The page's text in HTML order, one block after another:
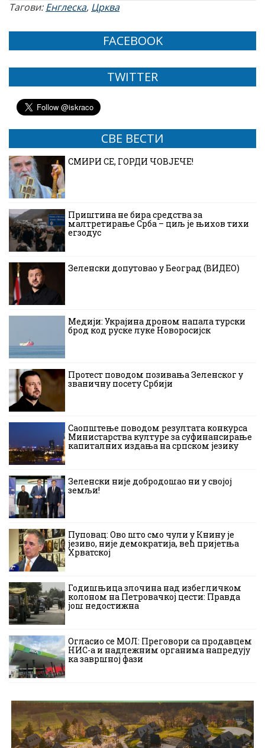
Тагови:Енглеска, Црква
FACEBOOK
TWITTER
СВЕ ВЕСТИ
СМИРИ СЕ, ГОРДИ ЧОВЈЕЧЕ!
Приштина не бира средства за
малтретирање Срба – циљ је њихов тихи
егзодус
Зеленски допутовао у Београд (ВИДЕО)
Медији: Украјина дроном напала турски
брод код руске луке Новоросијск
Протест поводом позивања Зеленског у
званичну посету Србији
Саопштење поводом резултата конкурса
Министарства културе за суфинансирање
капиталних издања на српском језику
Зеленски није добродошао ни у својој
земљи!
Пуповац: Ово што смо чули у Книну је
језиво, није демократија, већ пријетња
Хрватској
Годишњица злочина над избегличком
колоном на Петровачкој цести: Правда
још недостижна
Огласио се МОЛ: Преговори са продавцем
НИС-а и надлежним органима напредују
ка завршној фази